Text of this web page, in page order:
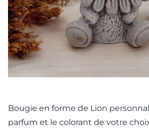
Bougie en forme de Lion
parfum et le colorant de votre